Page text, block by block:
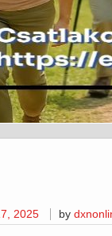
2025 by